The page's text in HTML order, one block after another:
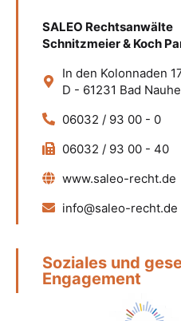
SALEO Rechtsanwälte
Schnitzmeier & Koch
In den Kolonnaden
D - 61231 Bad
06032 / 93 00 - 0
06032 / 93 00 - 40
www.saleo-recht.de
info@saleo-recht.de
Soziales und
Engagement